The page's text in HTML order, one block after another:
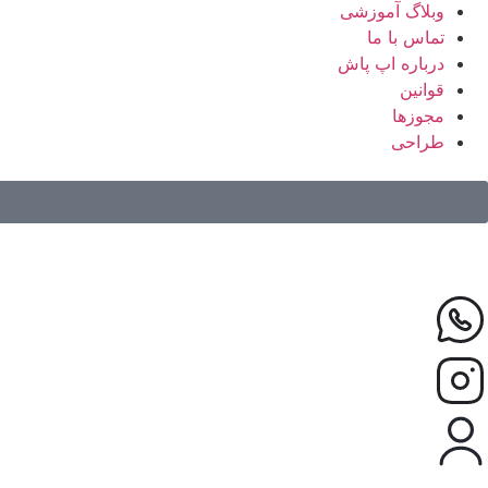
وبلاگ آموزشی
تماس با ما
درباره اپ پاش
قوانین
مجوزها
طراحی